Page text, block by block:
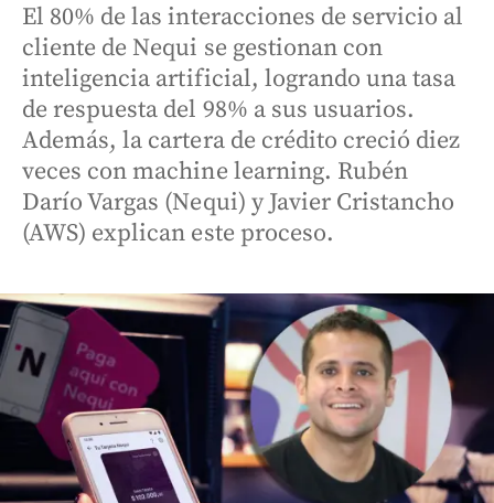
El 80% de las interacciones de servicio al
cliente de Nequi se gestionan con
inteligencia artificial, logrando una tasa
de respuesta del 98% a sus usuarios.
Además, la cartera de crédito creció diez
veces con machine learning. Rubén
Darío Vargas (Nequi) y Javier Cristancho
(AWS) explican este proceso.